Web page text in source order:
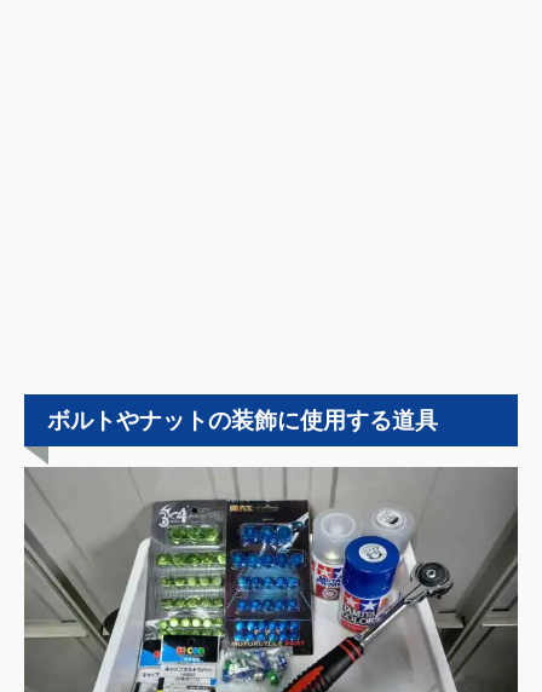
ボルトやナットの装飾に使用する道具